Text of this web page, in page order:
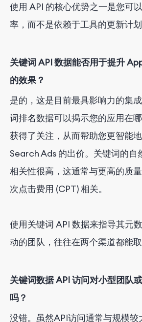
使用 API 的核心优势之一是您可
率，而不是依赖于工具的更新计划
关键词 API 数据能否用于提升
的效果？
是的，这是目前最具影响力的集
词排名数据可以揭示您的应用在
获得了关注，从而帮助您更智能
Search Ads 的出价。关键词的自
相关性很高，这通常与更高的质
次点击费用 (CPT) 相关。
使用关键词 API 数据来指导其元
动的团队，往往在两个渠道都能取
关键词数据 API 访问对小型团队
吗？
没错。虽然API访问通常与规模较